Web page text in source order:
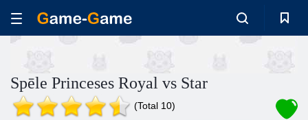
Spēle Princeses Royal vs Star
(Total 10)